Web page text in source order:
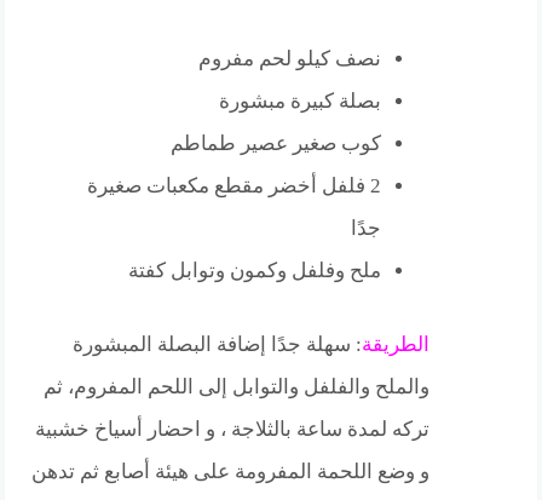
نصف كيلو لحم مفروم
بصلة كبيرة مبشورة
كوب صغير عصير طماطم
2 فلفل أخضر مقطع مكعبات صغيرة
جدًا
ملح وفلفل وكمون وتوابل كفتة
الطريقة: سهلة جدًا إضافة البصلة المبشورة
والملح والفلفل والتوابل إلى اللحم المفروم، ثم
تركه لمدة ساعة بالثلاجة ، و احضار أسياخ خشبية
و وضع اللحمة المفرومة على هيئة أصابع ثم تدهن